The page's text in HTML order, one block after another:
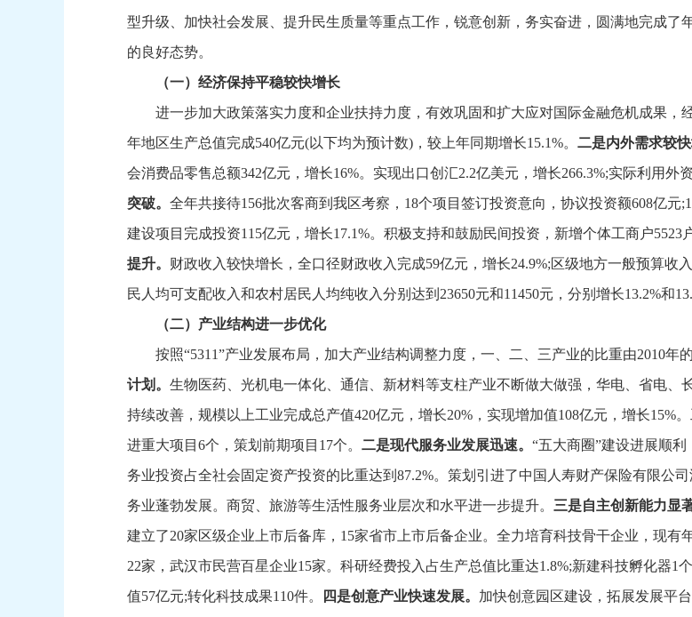
型升级、 加快社会发展、 提升民生质量等重点工作， 锐意创新， 务实奋进， 圆满地完成了
的良好态势。
（一）经济保持平稳较快增长
进一步加大政策落实力度和企业扶持力度， 有效巩固和扩大应对国际金融危机成果，
年地区生产总值完成540亿元(以下均为预计数)， 较上年同期增长15.1%。 二是内外需求较快
会消费品零售总额342亿元， 增长16%。 实现出口创汇2.2亿美元， 增长266.3%;实际利用外
突破。 全年共接待156批次客商到我区考察， 18个项目签订投资意向， 协议投资额608亿元
建设项目完成投资115亿元， 增长17.1%。 积极支持和鼓励民间投资， 新增个体工商户5523
提升。 财政收入较快增长， 全口径财政收入完成59亿元， 增长24.9%;区级地方一般预算收
民人均可支配收入和农村居民人均纯收入分别达到23650元和11450元， 分别增长13.2%和
（二）产业结构进一步优化
按照“5311”产业发展布局， 加大产业结构调整力度， 一、 二、 三产业的比重由2010年的
计划。 生物医药、 光机电一体化、 通信、 新材料等支柱产业不断做大做强， 华电、 省电、
持续改善， 规模以上工业完成总产值420亿元， 增长20%， 实现增加值108亿元， 增长15%。
进重大项目6个， 策划前期项目17个。 二是现代服务业发展迅速。 “五大商圈”建设进展顺利
务业投资占全社会固定资产投资的比重达到87.2%。 策划引进了中国人寿财产保险有限公司
务业蓬勃发展。 商贸、 旅游等生活性服务业层次和水平进一步提升。 三是自主创新能力显
建立了20家区级企业上市后备库， 15家省市上市后备企业。 全力培育科技骨干企业， 现有
22家， 武汉市民营百星企业15家。 科研经费投入占生产总值比重达1.8%;新建科技孵化器1
值57亿元;转化科技成果110件。
四是创意产业快速发展。 加快创意园区建设， 拓展发展平台